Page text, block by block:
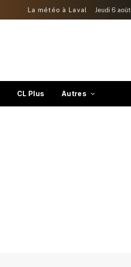
La météo à Laval Jeudi 6 août
CL Plus Autres